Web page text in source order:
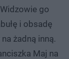
go
i obsadę
żadną inną.
Maj na